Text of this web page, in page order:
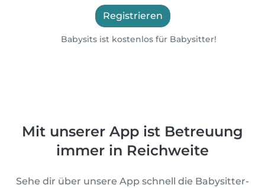
Registrieren
Babysits ist kostenlos für Babysitter!
Mit unserer App ist Betreuung
immer in Reichweite
Sehe dir über unsere App schnell die Babysitter-